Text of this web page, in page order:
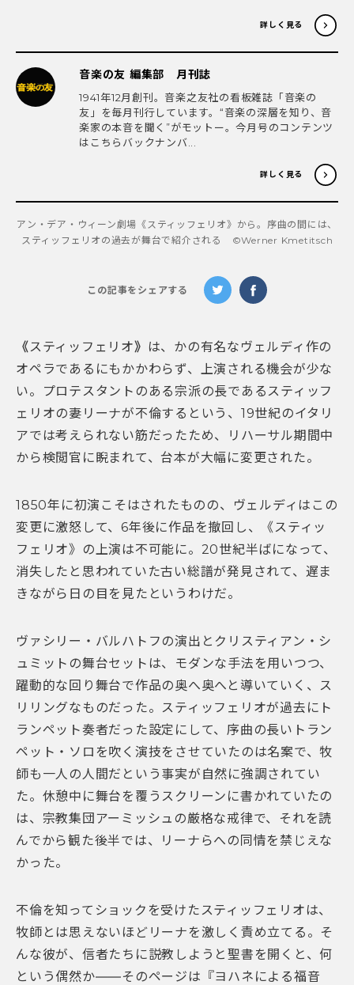
詳しく見る
音楽の友 編集部 月刊誌
1941年12月創刊。音楽之友社の看板雑誌「音楽の
友」を毎月刊行しています。“音楽の深層を知り、音
楽家の本音を聞く”がモットー。今月号のコンテンツ
はこちらバックナンバ...
詳しく見る
アン・デア・ウィーン劇場《スティッフェリオ》から。序曲の間には、
スティッフェリオの過去が舞台で紹介される ©Werner Kmetitsch
この記事をシェアする
《スティッフェリオ》 は、かの有名なヴェルディ作の
オペラであるにもかかわらず、上演される機会が少な
い。プロテスタントのある宗派の長であるスティッフ
ェリオの妻リーナが不倫するという、19世紀のイタリ
アでは考えられない筋だったため、リハーサル期間中
から検閲官に睨まれて、台本が大幅に変更された。
1850年に初演こそはされたものの、ヴェルディはこの
変更に激怒して、6年後に作品を撤回し、《スティッ
フェリオ》の上演は不可能に。20世紀半ばになって、
消失したと思われていた古い総譜が発見されて、遅ま
きながら日の目を見たというわけだ。
ヴァシリー・バルハトフの演出とクリスティアン・シ
ュミットの舞台セットは、モダンな手法を用いつつ、
躍動的な回り舞台で作品の奥へ奥へと導いていく、ス
リリングなものだった。スティッフェリオが過去にト
ランペット奏者だった設定にして、序曲の長いトラン
ペット・ソロを吹く演技をさせていたのは名案で、牧
師も一人の人間だという事実が自然に強調されてい
た。休憩中に舞台を覆うスクリーンに書かれていたの
は、宗教集団アーミッシュの厳格な戒律で、それを読
んでから観た後半では、リーナらへの同情を禁じえな
かった。
不倫を知ってショックを受けたスティッフェリオは、
牧師とは思えないほどリーナを激しく責め立てる。そ
んな彼が、信者たちに説教しようと聖書を開くと、何
という偶然か――そのページは『ヨハネによる福音